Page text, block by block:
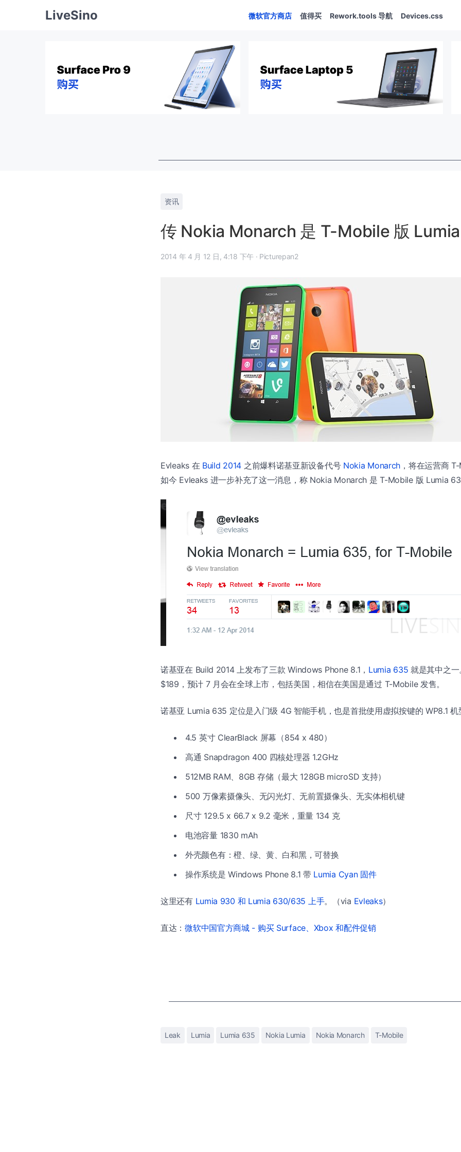
LiveSino 微软官方商店 值得买 Rework.tools 导航 Devices.css
资讯
传 Nokia Monarch 是 T-Mobile 版
2014 年 4 月 12 日, 4:18 下午 · Picturepan2
Evleaks 在 Build 2014 之前爆料诺基亚新设备代号 Nokia Monarch ，将在运营商
如今 Evleaks 进一步补充了这一消息，称 Nokia Monarch 是 T-Mobile 版 Lumia
诺基亚在 Build 2014 上发布了三款 Windows Phone 8.1， Lumia 635 就是其中之
$189，预计 7 月会在全球上市，包括美国，相信在美国是通过 T-Mobile 发售。
诺基亚 Lumia 635 定位是入门级 4G 智能手机，也是首批使用虚拟按键的 WP8.1
4.5 英寸 ClearBlack 屏幕（854 x 480）
高通 Snapdragon 400 四核处理器 1.2GHz
512MB RAM、8GB 存储（最大 128GB microSD 支持）
500 万像素摄像头、无闪光灯、无前置摄像头、无实体相机键
尺寸 129.5 x 66.7 x 9.2 毫米，重量 134 克
电池容量 1830 mAh
外壳颜色有：橙、绿、黄、白和黑，可替换
操作系统是 Windows Phone 8.1 带 Lumia Cyan 固件
这里还有 Lumia 930 和 Lumia 630/635 上手。（via Evleaks）
直达：微软中国官方商城 - 购买 Surface、Xbox 和配件促销
Leak Lumia Lumia 635 Nokia Lumia Nokia Monarch T-Mobile